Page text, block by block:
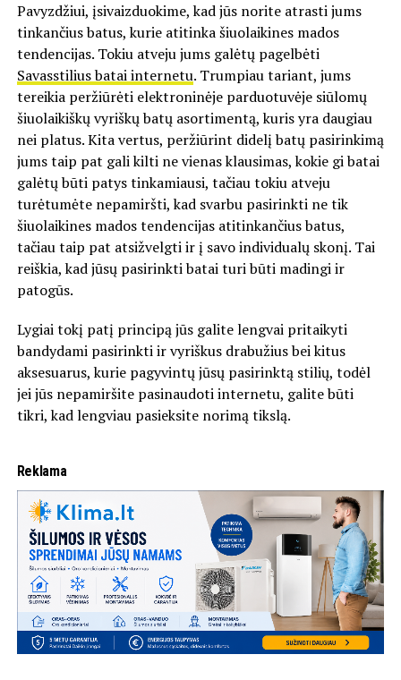
Pavyzdžiui, įsivaizduokime, kad jūs norite atrasti jums
tinkančius batus, kurie atitinka šiuolaikines mados
tendencijas. Tokiu atveju jums galėtų pagelbėti
Savasstilius batai internetu. Trumpiau tariant, jums
tereikia peržiūrėti elektroninėje parduotuvėje siūlomų
šiuolaikiškų vyriškų batų asortimentą, kuris yra daugiau
nei platus. Kita vertus, peržiūrint didelį batų pasirinkimą
jums taip pat gali kilti ne vienas klausimas, kokie gi batai
galėtų būti patys tinkamiausi, tačiau tokiu atveju
turėtumėte nepamiršti, kad svarbu pasirinkti ne tik
šiuolaikines mados tendencijas atitinkančius batus,
tačiau taip pat atsižvelgti ir į savo individualų skonį. Tai
reiškia, kad jūsų pasirinkti batai turi būti madingi ir
patogūs.
Lygiai tokį patį principą jūs galite lengvai pritaikyti
bandydami pasirinkti ir vyriškus drabužius bei kitus
aksesuarus, kurie pagyvintų jūsų pasirinktą stilių, todėl
jei jūs nepamiršite pasinaudoti internetu, galite būti
tikri, kad lengviau pasieksite norimą tikslą.
Reklama